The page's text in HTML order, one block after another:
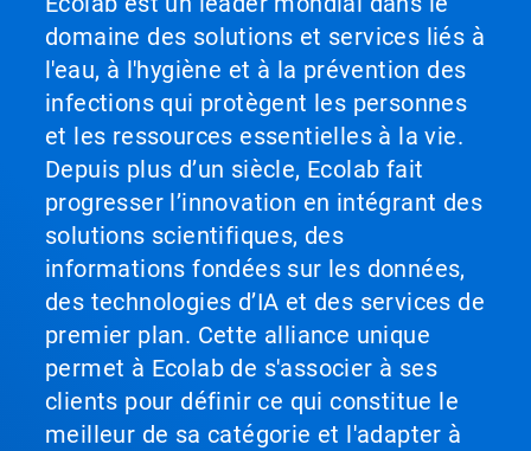
domaine des solutions et services liés à
l'eau, à l'hygiène et à la prévention des
infections qui protègent les personnes
et les ressources essentielles à la vie.
Depuis plus d’un siècle, Ecolab fait
progresser l’innovation en intégrant des
solutions scientifiques, des
informations fondées sur les données,
des technologies d’IA et des services de
premier plan. Cette alliance unique
permet à Ecolab de s'associer à ses
clients pour définir ce qui constitue le
meilleur de sa catégorie et l'adapter à